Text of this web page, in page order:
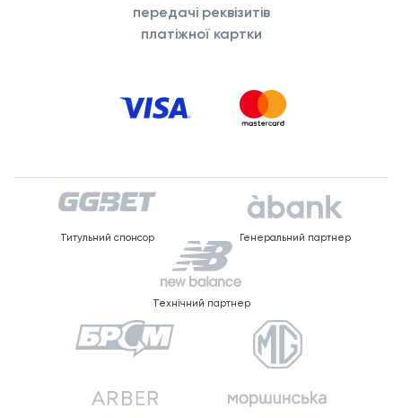
передачі реквізитів
платіжної картки
Титульний спонсор Генеральний партнер
Технічний партнер